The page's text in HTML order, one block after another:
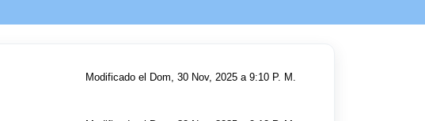
Modificado el Dom, 30 Nov, 2025 a 9:10 P. M.